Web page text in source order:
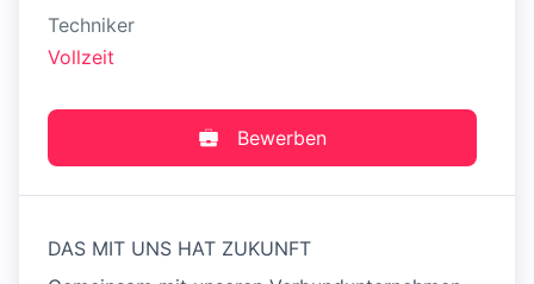
Techniker
Vollzeit
Bewerben
DAS MIT UNS HAT ZUKUNFT